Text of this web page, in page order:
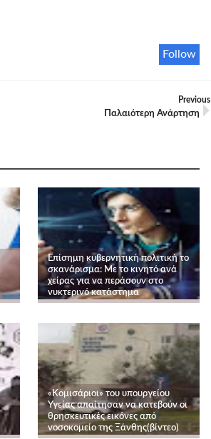
Follow
Previous
Παλαιότερη Ανάρτηση
Επίσημη κυβερνητική πολιτική το
σκανάρισμα: Με το κινητό ανά
χείρας για να περάσουν στο
νυκτερινό κατάστημα
«Κομισάριοι» του υπουργείου
Υγείας απαίτησαν να κατεβούν οι
θρησκευτικές εικόνες από
νοσοκομείο της Ξάνθης(βίντεο)